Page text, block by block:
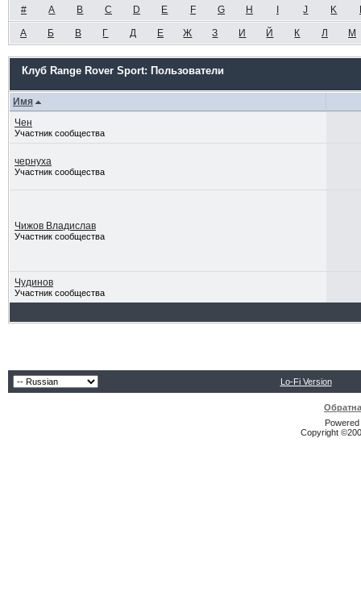
# A B C D E F G H J K
А Б В Г Д Е Ж З И Й К Л М
Клуб Range Rover Sport: Пользователи
Имя
Чен
Участник сообщества
чернуха
Участник сообщества
Чижов Владислав
Участник сообщества
Чудинов
Участник сообщества
Lo-Fi Version
Copyright